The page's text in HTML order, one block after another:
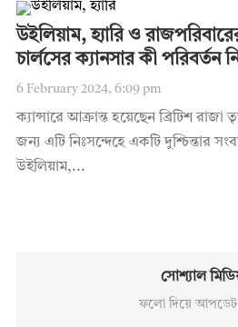
উইলিয়াম, হ্যারি ও
চার্লসের ক্যানসার কী পরিবর্তন
6 February 2024, 6:09 pm
ক্যান্সারে আক্রান্ত হয়েছেন ব্রিটিশ রাজা
জন্য এটি নিঃসন্দেহে একটি দুশ্চিন্তার
উইলিয়াম,...
সোশ্যাল
ফলো দিয়ে আপডেট